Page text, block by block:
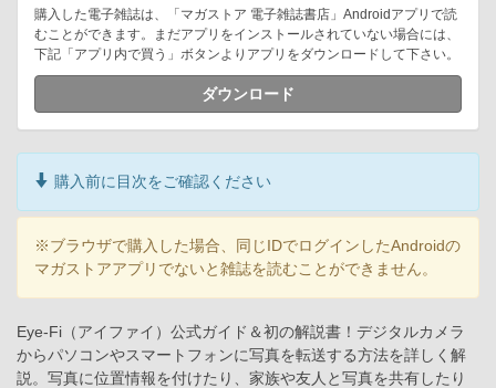
購入した電子雑誌は、「マガストア 電子雑誌書店」Androidアプリで読
むことができます。まだアプリをインストールされていない場合には、
下記「アプリ内で買う」ボタンよりアプリをダウンロードして下さい。
ダウンロード
購入前に目次をご確認ください
※ブラウザで購入した場合、同じIDでログインしたAndroidの
マガストアアプリでないと雑誌を読むことができません。
Eye-Fi（アイファイ）公式ガイド＆初の解説書！デジタルカメラ
からパソコンやスマートフォンに写真を転送する方法を詳しく解
説。写真に位置情報を付けたり、家族や友人と写真を共有したり